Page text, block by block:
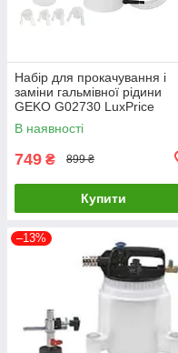
Набір для прокачування і
заміни гальмівної рідини
GEKO G02730 LuxPrice
В наявності
749 ₴ 899 ₴
Купити
–13%